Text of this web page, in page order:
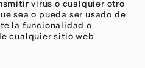
virus o cualquier otro
sea o pueda ser usado de
la funcionalidad o
cualquier sitio web